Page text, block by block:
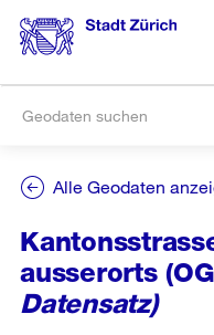
Alle Geodaten
ausserorts
Datensatz)